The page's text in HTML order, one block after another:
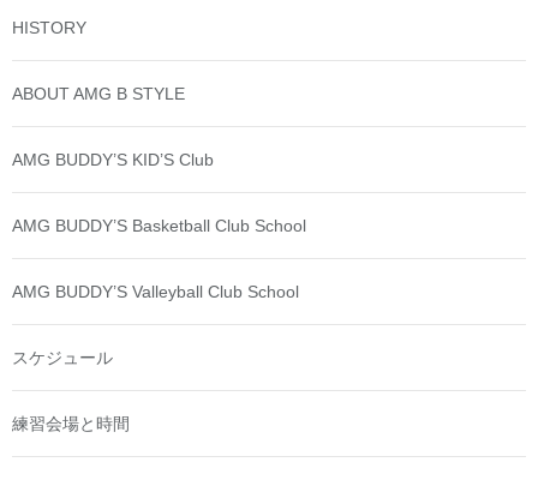
HISTORY
ABOUT AMG B STYLE
AMG BUDDY’S KID’S Club
AMG BUDDY’S Basketball Club School
AMG BUDDY’S Valleyball Club School
スケジュール
練習会場と時間